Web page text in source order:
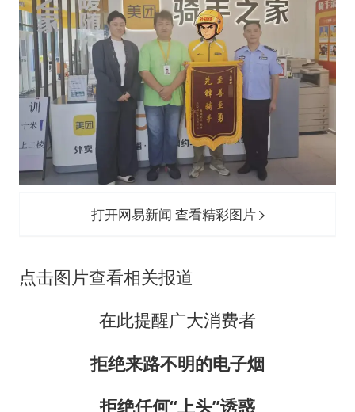
打开网易新闻 查看精彩图片
点击图片查看相关报道
在此提醒广大消费者
拒绝来路不明的电子烟
拒绝任何“上头”诱惑